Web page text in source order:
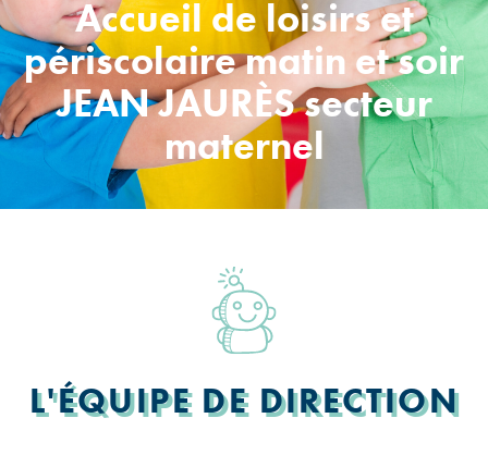
Accueil de loisirs et
périscolaire matin et soir
JEAN JAURÈS secteur
maternel
L'ÉQUIPE DE DIRECTION